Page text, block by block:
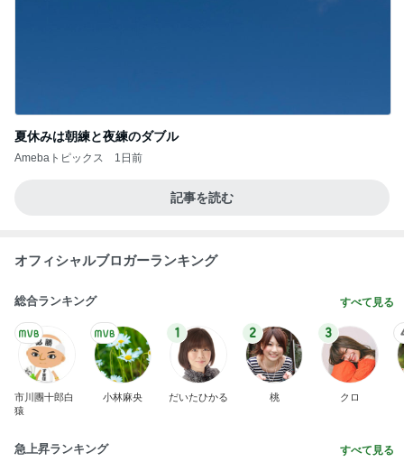
夏休みは朝練と夜練のダブル
Amebaトピックス 1日前
記事を読む
オフィシャルブロガーランキング
総合ランキング すべて見る
市川團十郎白
猿
小林麻央
1
だいたひかる
2
桃
3
クロ
急上昇ランキング すべて見る